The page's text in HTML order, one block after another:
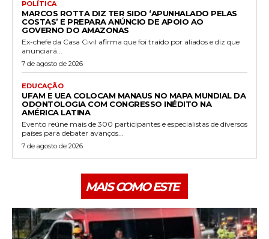
POLÍTICA
MARCOS ROTTA DIZ TER SIDO ‘APUNHALADO PELAS
COSTAS’ E PREPARA ANÚNCIO DE APOIO AO
GOVERNO DO AMAZONAS
Ex-chefe da Casa Civil afirma que foi traído por aliados e diz que
anunciará...
7 de agosto de 2026
EDUCAÇÃO
UFAM E UEA COLOCAM MANAUS NO MAPA MUNDIAL DA
ODONTOLOGIA COM CONGRESSO INÉDITO NA
AMÉRICA LATINA
Evento reúne mais de 300 participantes e especialistas de diversos
países para debater avanços...
7 de agosto de 2026
MAIS COMO ESTE